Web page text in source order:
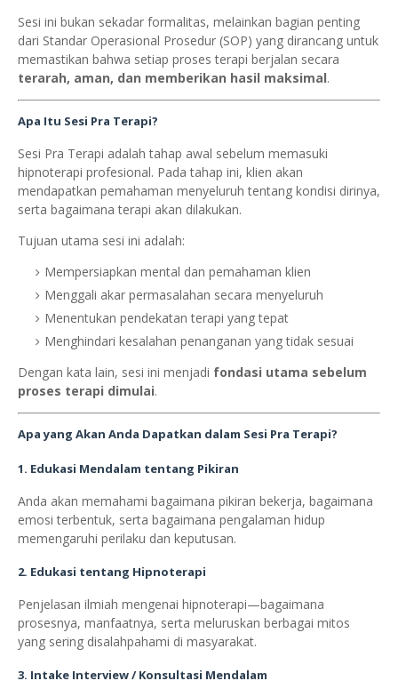
Sesi ini bukan sekadar formalitas, melainkan bagian penting
dari Standar Operasional Prosedur (SOP) yang dirancang untuk
memastikan bahwa setiap proses terapi berjalan secara
terarah, aman, dan memberikan hasil maksimal.
Apa Itu Sesi Pra Terapi?
Sesi Pra Terapi adalah tahap awal sebelum memasuki
hipnoterapi profesional. Pada tahap ini, klien akan
mendapatkan pemahaman menyeluruh tentang kondisi dirinya,
serta bagaimana terapi akan dilakukan.
Tujuan utama sesi ini adalah:
Mempersiapkan mental dan pemahaman klien
Menggali akar permasalahan secara menyeluruh
Menentukan pendekatan terapi yang tepat
Menghindari kesalahan penanganan yang tidak sesuai
Dengan kata lain, sesi ini menjadi fondasi utama sebelum
proses terapi dimulai.
Apa yang Akan Anda Dapatkan dalam Sesi Pra Terapi?
1. Edukasi Mendalam tentang Pikiran
Anda akan memahami bagaimana pikiran bekerja, bagaimana
emosi terbentuk, serta bagaimana pengalaman hidup
memengaruhi perilaku dan keputusan.
2. Edukasi tentang Hipnoterapi
Penjelasan ilmiah mengenai hipnoterapi—bagaimana
prosesnya, manfaatnya, serta meluruskan berbagai mitos
yang sering disalahpahami di masyarakat.
3. Intake Interview / Konsultasi Mendalam